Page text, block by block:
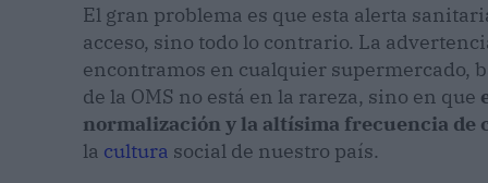
El gran problema es que esta alerta
acceso, sino todo lo contrario. La
encontramos en cualquier supermercado,
de la OMS no está en la rareza, sino en que
normalización y la altísima frecuencia de
la cultura social de nuestro país.